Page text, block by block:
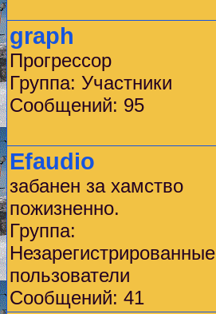
graph
Прогрессор
Группа: Участники
Сообщений: 95
Efaudio
забанен за хамство
пожизненно.
Группа:
Незарегистрированные
пользователи
Сообщений: 41